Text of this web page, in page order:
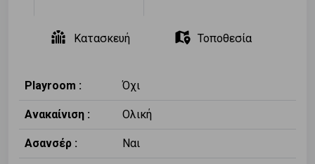
Κατασκευή Τοποθεσία
Playroom : Όχι
Ανακαίνιση : Ολική
Ασανσέρ : Ναι